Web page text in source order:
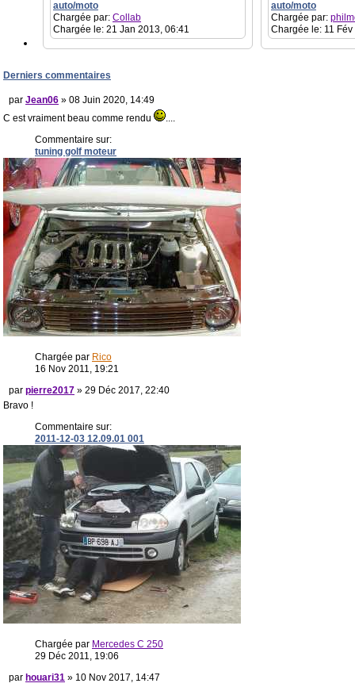
auto/moto
Chargée par: Collab
Chargée le: 21 Jan 2013, 06:41
auto/moto
Chargée par:
Chargée le: 11
Derniers commentaires
par Jean06 » 08 Juin 2020, 14:49
C est vraiment beau comme rendu
....
Commentaire sur:
tuning golf moteur
Chargée par Rico
16 Nov 2011, 19:21
par pierre2017 » 29 Déc 2017, 22:40
Bravo !
Commentaire sur:
2011-12-03 12.09.01 001
Chargée par Mercedes C 250
29 Déc 2011, 19:06
par houari31 » 10 Nov 2017, 14:47